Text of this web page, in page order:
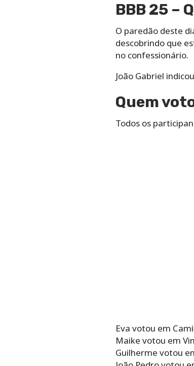
BBB 25 –
O paredão deste
descobrindo que
no confessionário.
João Gabriel
Quem
Todos os
Eva votou em
Maike votou em
Guilherme votou